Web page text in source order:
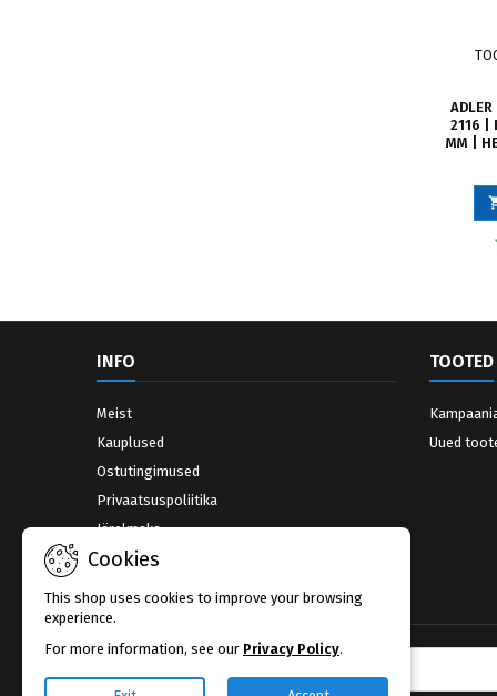
2116 |
MM |
INFO
Meist
Kauplused
Ostutingimused
Privaatsuspoliitika
Järelmaks
Võta ühendust
TOOTED
Uued
Cookies
This shop uses cookies to improve your browsing
experience.
For more information, see our Privacy Policy.